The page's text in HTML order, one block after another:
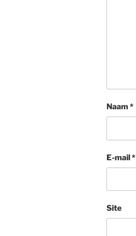
Naam *
E-mail*
Site